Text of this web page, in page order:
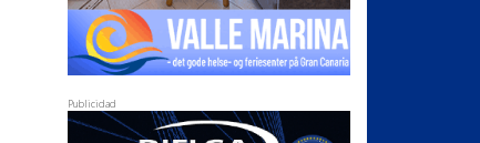
Publicidad